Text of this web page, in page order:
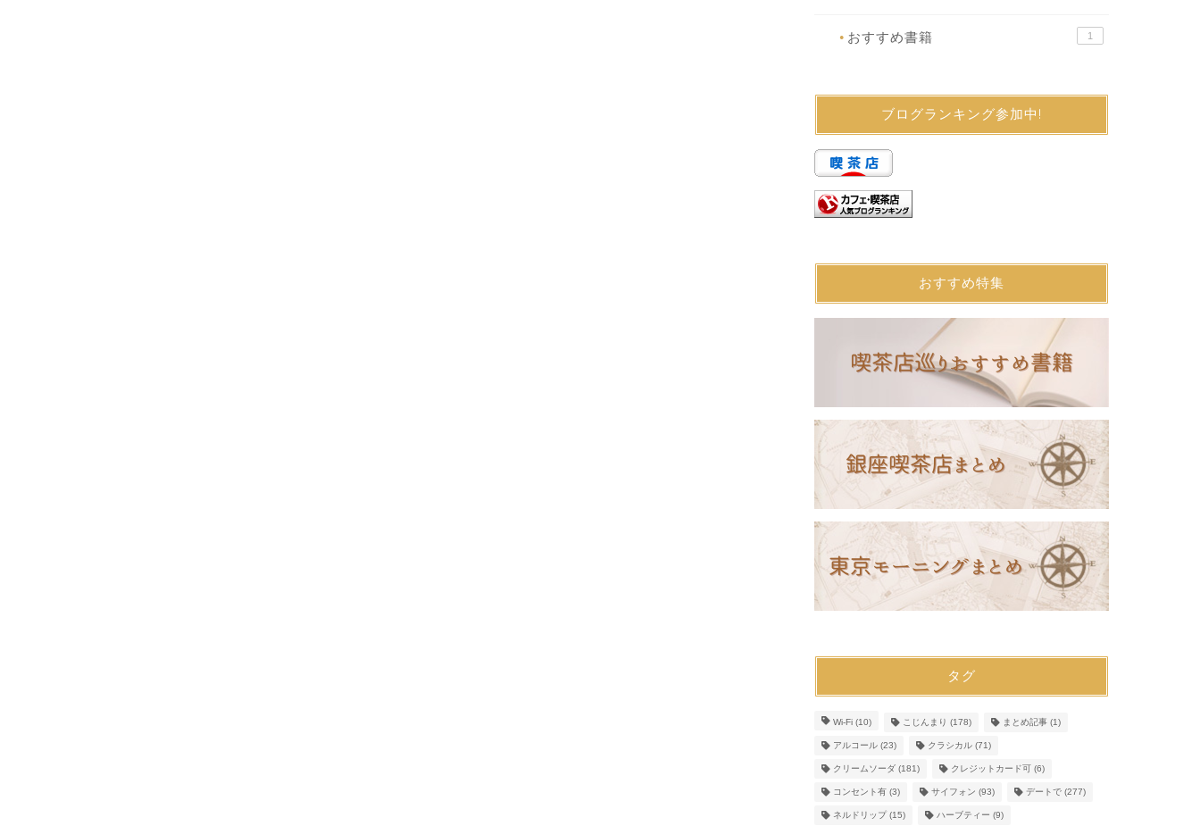
● おすすめ書籍 1
ブログランキング参加中!
おすすめ特集
タグ
Wi-Fi(10) こじんまり (178) まとめ記事(1)
アルコール(23) クラシカル(71)
クリームソーダ(181) クレジットカード可(6)
コンセント有(3) サイフォン (93) デートで(277)
ネルドリップ(15) ハーブティー (9)